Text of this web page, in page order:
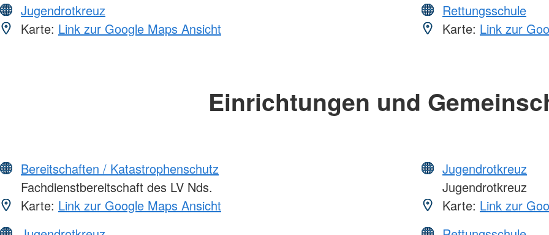
Jugendrotkreuz
Karte: Link zur Google Maps Ansicht
Rettungsschule
Karte: Link zur
Einrichtungen und
Bereitschaften / Katastrophenschutz
Fachdienstbereitschaft des LV Nds.
Karte: Link zur Google Maps Ansicht
Jugendrotkreuz
Jugendrotkreuz
Karte: Link zur